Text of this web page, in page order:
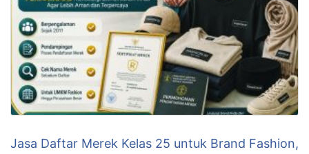
Jasa Daftar Merek Kelas 25 untuk Brand Fashion,